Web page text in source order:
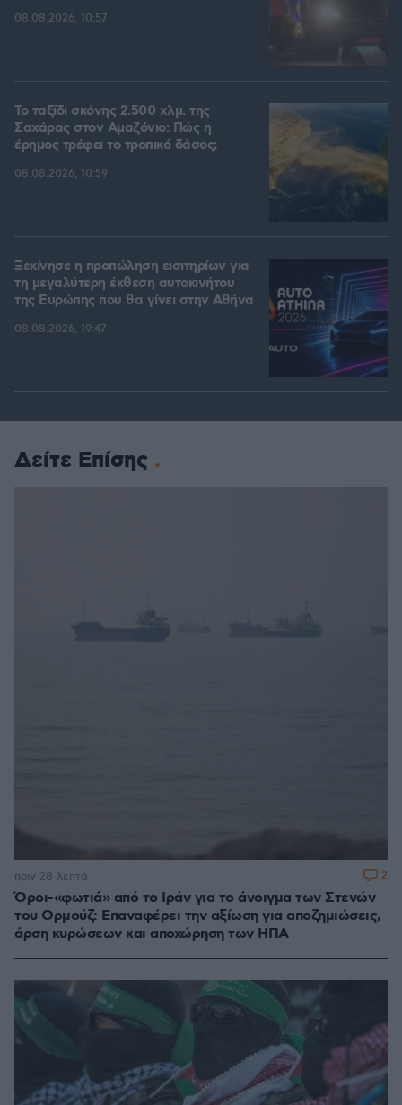
08.08.2026, 10:57
Το ταξίδι σκόνης 2.500 χλμ. της
Σαχάρας στον Αμαζόνιο: Πώς η
έρημος τρέφει το τροπικό δάσος;
08.08.2026, 10:59
Ξεκίνησε η προπώληση εισιτηρίων για
τη μεγαλύτερη έκθεση αυτοκινήτου
της Ευρώπης που θα γίνει στην Αθήνα
08.08.2026, 19:47
Δείτε Επίσης
Όροι-«φωτιά» από το Ιράν για το άνοιγμα των Στενών
του Ορμούζ: Επαναφέρει την αξίωση για αποζημιώσεις,
άρση κυρώσεων και αποχώρηση των ΗΠΑ
πριν 28 λεπτά 2